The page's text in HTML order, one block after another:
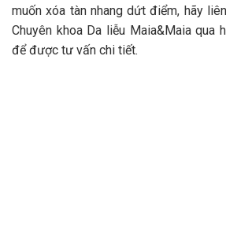
muốn xóa tàn nhang dứt điểm, hãy
Chuyên khoa Da liễu Maia&Maia qua
để được tư vấn chi tiết.